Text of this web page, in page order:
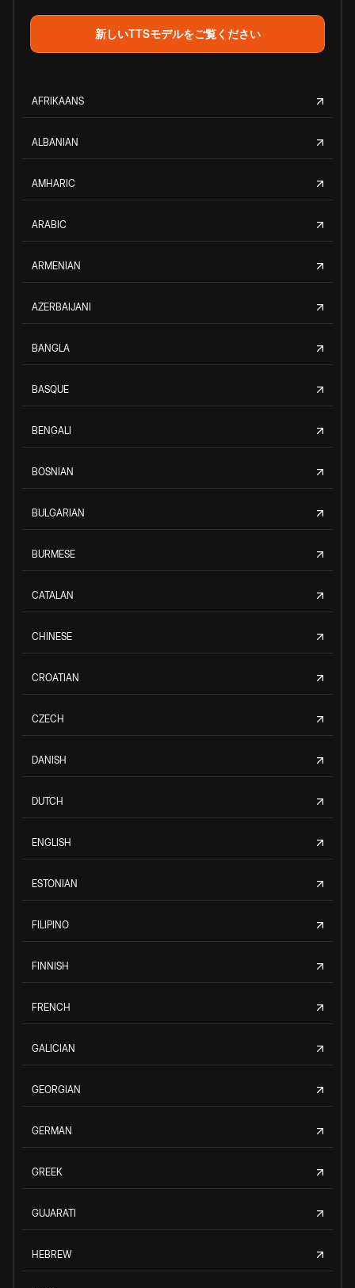
新しいTTSモデルをご覧ください
AFRIKAANS
ALBANIAN
AMHARIC
ARABIC
ARMENIAN
AZERBAIJANI
BANGLA
BASQUE
BENGALI
BOSNIAN
BULGARIAN
BURMESE
CATALAN
CHINESE
CROATIAN
CZECH
DANISH
DUTCH
ENGLISH
ESTONIAN
FILIPINO
FINNISH
FRENCH
GALICIAN
GEORGIAN
GERMAN
GREEK
GUJARATI
HEBREW